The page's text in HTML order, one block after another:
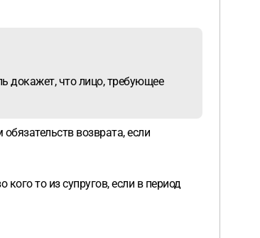
докажет, что лицо, требующее
возврата, если
то из супругов, если в период